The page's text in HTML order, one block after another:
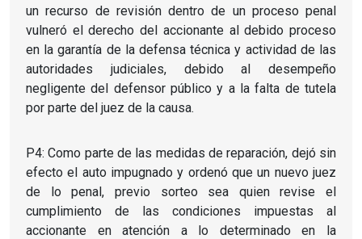
un recurso de revisión dentro de un proceso penal
vulneró el derecho del accionante al debido proceso
en la garantía de la defensa técnica y actividad de las
autoridades judiciales, debido al desempeño
negligente del defensor público y a la falta de tutela
por parte del juez de la causa.
P4: Como parte de las medidas de reparación, dejó sin
efecto el auto impugnado y ordenó que un nuevo juez
de lo penal, previo sorteo sea quien revise el
cumplimiento de las condiciones impuestas al
accionante en atención a lo determinado en la